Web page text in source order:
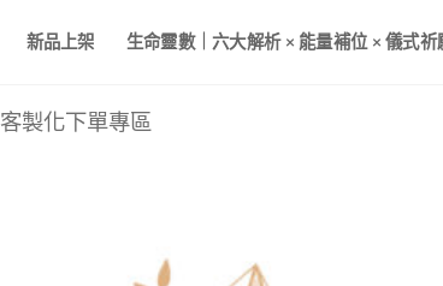
新品上架 生命靈數｜六大解析 × 能量補位 × 儀式祈
客製化下單專區